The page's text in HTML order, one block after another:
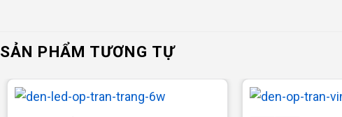
SẢN PHẨM TƯƠNG TỰ